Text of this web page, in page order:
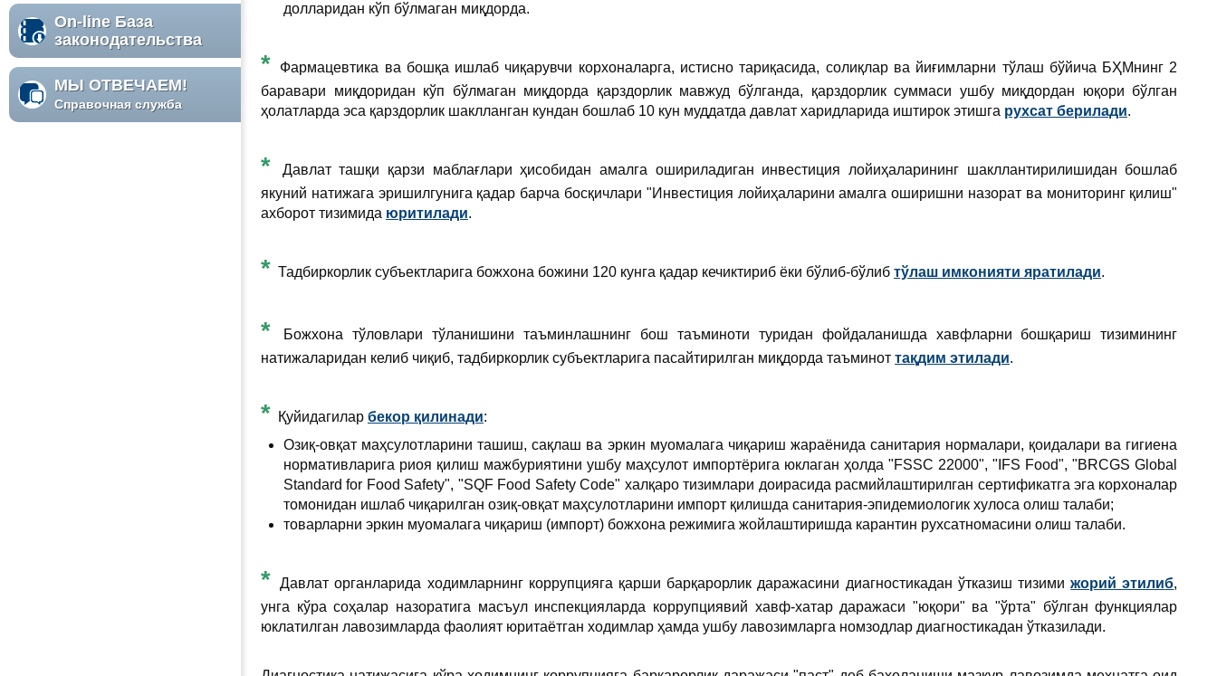
On-line База
законодательства
МЫ ОТВЕЧАЕМ!
Справочная служба
долларидан кўп бўлмаган миқдорда.
*
Фармацевтика ва бошқа ишлаб чиқарувчи корхоналарга, истисно тариқасида, солиқлар ва йиғимларни тўлаш бўйича БҲМнинг 2
баравари миқдоридан кўп бўлмаган миқдорда қарздорлик мавжуд бўлганда, қарздорлик суммаси ушбу миқдордан юқори бўлган
ҳолатларда эса қарздорлик шаклланган кундан бошлаб 10 кун муддатда давлат харидларида иштирок этишга рухсат берилади.
*
Давлат ташқи қарзи маблағлари ҳисобидан амалга ошириладиган инвестиция лойиҳаларининг шакллантирилишидан бошлаб
якуний натижага эришилгунига қадар барча босқичлари "Инвестиция лойиҳаларини амалга оширишни назорат ва мониторинг қилиш"
ахборот тизимида юритилади.
* Тадбиркорлик субъектларига божхона божини 120 кунга қадар кечиктириб ёки бўлиб-бўлиб тўлаш имконияти яратилади.
*
Божхона тўловлари тўланишини таъминлашнинг бош таъминоти туридан фойдаланишда хавфларни бошқариш тизимининг
натижаларидан келиб чиқиб, тадбиркорлик субъектларига пасайтирилган миқдорда таъминот тақдим этилади.
* Қуйидагилар бекор қилинади:
Озиқ-овқат маҳсулотларини ташиш, сақлаш ва эркин муомалага чиқариш жараёнида санитария нормалари, қоидалари ва гигиена
нормативларига риоя қилиш мажбуриятини ушбу маҳсулот импортёрига юклаган ҳолда "FSSC 22000", "IFS Food", "BRCGS Global
Standard for Food Safety", "SQF Food Safety Code" халқаро тизимлари доирасида расмийлаштирилган сертификатга эга корхоналар
томонидан ишлаб чиқарилган озиқ-овқат маҳсулотларини импорт қилишда санитария-эпидемиологик хулоса олиш талаби;
товарларни эркин муомалага чиқариш (импорт) божхона режимига жойлаштиришда карантин рухсатномасини олиш талаби.
* Давлат органларида ходимларнинг коррупцияга қарши барқарорлик даражасини диагностикадан ўтказиш тизимижорий этилиб,
унга кўра соҳалар назоратига масъул инспекцияларда коррупциявий хавф-хатар даражаси "юқори" ва "ўрта" бўлган функциялар
юклатилган лавозимларда фаолият юритаётган ходимлар ҳамда ушбу лавозимларга номзодлар диагностикадан ўтказилади.